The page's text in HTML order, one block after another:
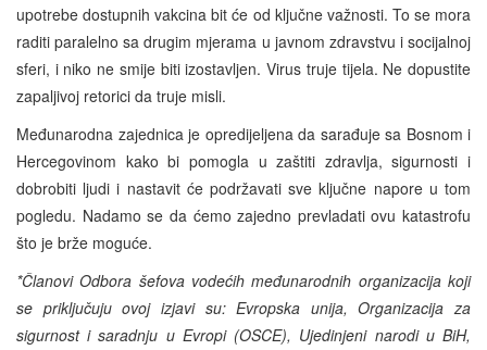
upotrebe dostupnih vakcina bit će od ključne važnosti. To se mora
raditi paralelno sa drugim mjerama u javnom zdravstvu i socijalnoj
sferi, i niko ne smije biti izostavljen. Virus truje tijela. Ne dopustite
zapaljivoj retorici da truje misli.
Međunarodna zajednica je opredijeljena da sarađuje sa Bosnom i
Hercegovinom kako bi pomogla u zaštiti zdravlja, sigurnosti i
dobrobiti ljudi i nastavit će podržavati sve ključne napore u tom
pogledu. Nadamo se da ćemo zajedno prevladati ovu katastrofu
što je brže moguće.
*Članovi Odbora šefova vodećih međunarodnih organizacija koji
se priključuju ovoj izjavi su: Evropska unija, Organizacija za
sigurnost i saradnju u Evropi (OSCE), Ujedinjeni narodi u BiH,